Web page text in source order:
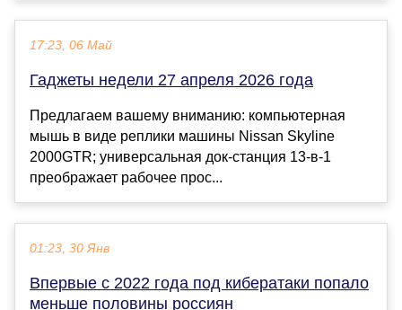
17:23, 06 Май
Гаджеты недели 27 апреля 2026 года
Предлагаем вашему вниманию: компьютерная
мышь в виде реплики машины Nissan Skyline
2000GTR; универсальная док-станция 13-в-1
преображает рабочее прос...
01:23, 30 Янв
Впервые с 2022 года под кибератаки попало
меньше половины россиян